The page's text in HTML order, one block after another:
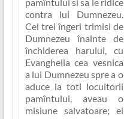
pamîntului si sa le ridice
contra lui Dumnezeu.
Cei trei îngeri trimisi de
Dumnezeu înainte de
închiderea harului, cu
Evanghelia cea vesnica
a lui Dumnezeu spre a o
aduce la toti locuitorii
pamîntului, aveau o
misiune salvatoare; ei